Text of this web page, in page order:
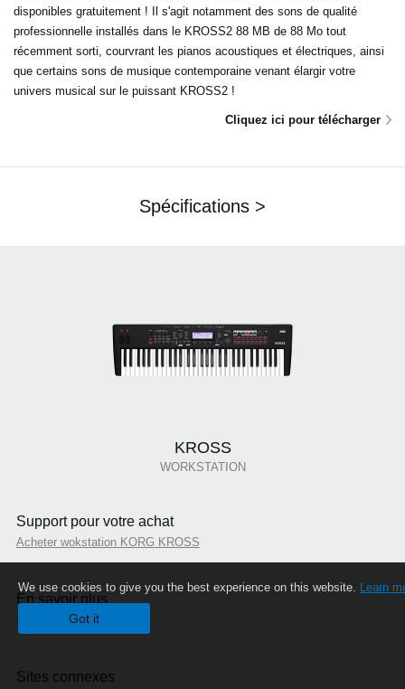
disponibles gratuitement ! Il s'agit notamment des sons de qualité
professionnelle installés dans le KROSS2 88 MB de 88 Mo tout
récemment sorti, courvrant les pianos acoustiques et électriques, ainsi
que certains sons de musique contemporaine venant élargir votre
univers musical sur le puissant KROSS2 !
Cliquez ici pour télécharger
Spécifications >
KROSS
WORKSTATION
Support pour votre achat
Acheter wokstation KORG KROSS
En savoir plus
Sites connexes
We use cookies to give you the best experience on this website. Learn
Got it